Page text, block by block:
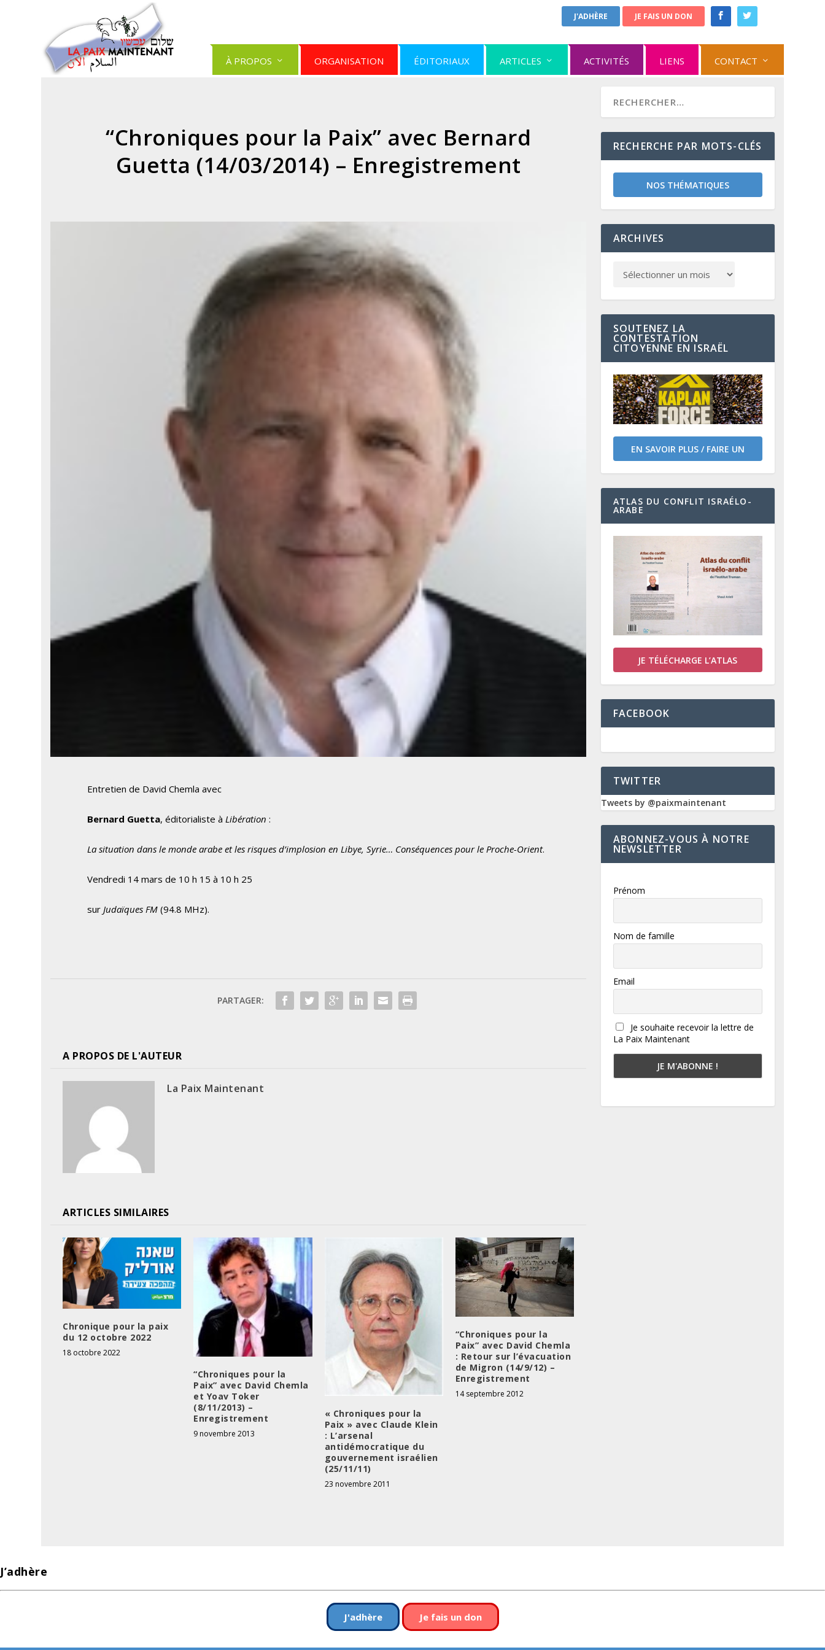
J'ADHÈRE JE FAIS UN DON
À PROPOS ORGANISATION ÉDITORIAUX ARTICLES ACTIVITÉS LIENS CONTACT
“Chroniques pour la Paix” avec Bernard
Guetta (14/03/2014) – Enregistrement
Entretien de David Chemla avec
Bernard Guetta, éditorialiste àLibération :
La situation dans le monde arabe et les risques d’implosion en Libye, Syrie… Conséquences pour le Proche-Orient.
Vendredi 14 mars de 10 h 15 à 10 h 25
surJudaïques FM (94.8 MHz).
PARTAGER:
A PROPOS DE L'AUTEUR
La Paix Maintenant
ARTICLES SIMILAIRES
Chronique pour la paix
du 12 octobre 2022
18 octobre 2022
“Chroniques pour la
Paix” avec David Chemla
et Yoav Toker
(8/11/2013) –
Enregistrement
9 novembre 2013
« Chroniques pour la
Paix » avec Claude Klein
: L’arsenal
antidémocratique du
gouvernement israélien
(25/11/11)
23 novembre 2011
“Chroniques pour la
Paix” avec David Chemla
: Retour sur l’évacuation
de Migron (14/9/12) –
Enregistrement
14 septembre 2012
RECHERCHE PAR MOTS-CLÉS
NOS THÉMATIQUES
ARCHIVES
SOUTENEZ LA
CONTESTATION
CITOYENNE EN ISRAËL
EN SAVOIR PLUS / FAIRE UN
DON
ATLAS DU CONFLIT ISRAÉLO-
ARABE
JE TÉLÉCHARGE L’ATLAS
FACEBOOK
TWITTER
Tweets by @paixmaintenant
ABONNEZ-VOUS À NOTRE
NEWSLETTER
Prénom
Nom de famille
Email
Je souhaite recevoir la lettre de
La Paix Maintenant
J’adhère
J'adhère Je fais un don